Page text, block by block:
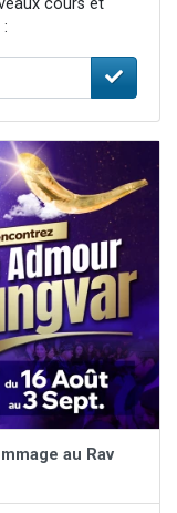
cours et
au Rav